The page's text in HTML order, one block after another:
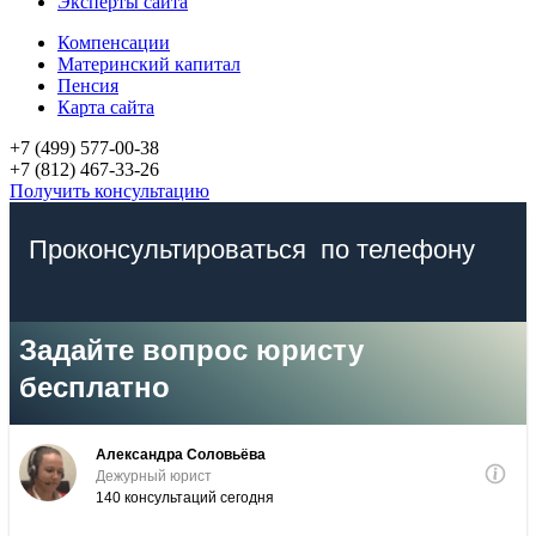
Компенсации
Материнский капитал
Пенсия
Карта сайта
+7 (499) 577-00-38
+7 (812) 467-33-26
Получить консультацию